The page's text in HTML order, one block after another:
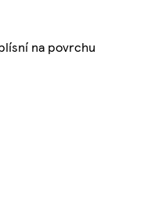
na povrchu